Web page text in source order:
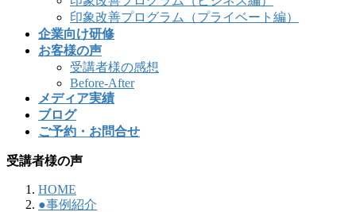
印象改善プログラム（プライベート編）
企業向け研修
お客様の声
受講者様の感想
Before-After
メディア実績
ブログ
ご予約・お問合せ
受講者様の声
HOME
●事例紹介